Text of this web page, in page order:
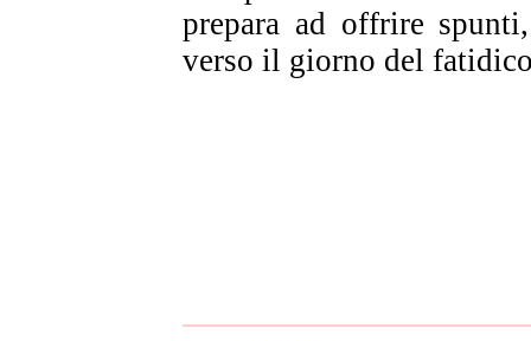
prepara ad offrire
verso il giorno del